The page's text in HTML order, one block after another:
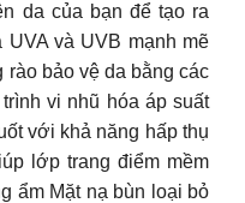
da của bạn để tạo ra
UVA và UVB mạnh mẽ
bảo vệ da bằng các
vi nhũ hóa áp suất
với khả năng hấp thụ
lớp trang điểm mềm
ẩm Mặt nạ bùn loại bỏ